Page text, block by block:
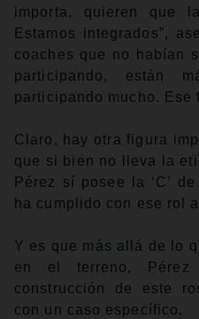
importa, quieren que
Estamos integrados”,
coaches que no habían
participando, están
participando mucho. Ese
Claro, hay otra figura
que si bien no lleva la
Pérez sí posee la ‘C’
ha cumplido con ese rol
Y es que más allá de lo
en el terreno,
construcción de este
con un caso específico.